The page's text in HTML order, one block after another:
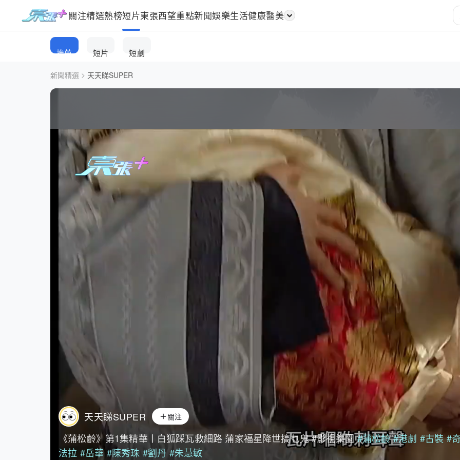
關注精選熱榜短片東張西望重點新聞娛樂生活健康醫美
推薦 短片 短劇
新聞精選 > 天天睇SUPER
天天睇SUPER 關注
《蒲松齡》第1集精華丨白狐踩瓦救細路 蒲家福星降世搞乜鬼 #影視樂園 #蒲松齡 #港劇 #古裝 #
法拉 #岳華 #陳秀珠 #劉丹 #朱慧敏